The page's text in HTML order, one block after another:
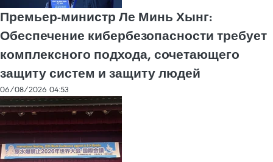
Премьер-министр Ле Минь Хынг:
Обеспечение кибербезопасности требует
комплексного подхода, сочетающего
защиту систем и защиту людей
06/08/2026 04:53